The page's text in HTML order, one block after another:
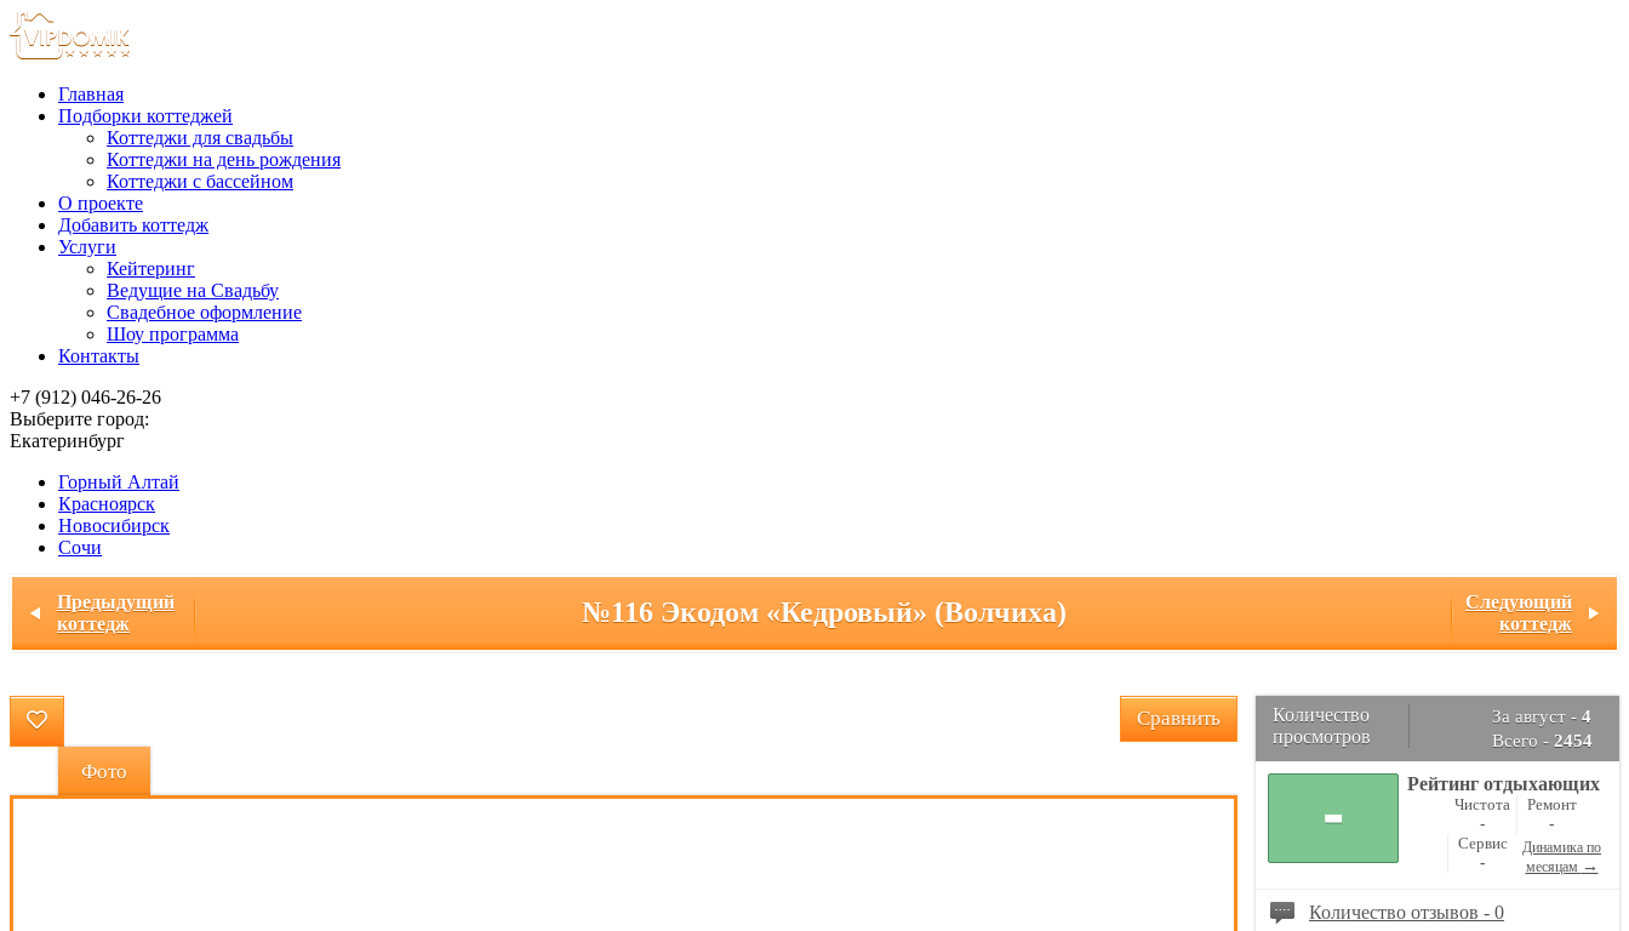
Главная
Подборки коттеджей
Коттеджи для свадьбы
Коттеджи на день рождения
Коттеджи с бассейном
О проекте
Добавить коттедж
Услуги
Кейтеринг
Ведущие на Свадьбу
Свадебное оформление
Шоу программа
Контакты
+7 (912) 046-26-26
Выберите город:
Екатеринбург
Горный Алтай
Красноярск
Новосибирск
Сочи
Предыдущий
коттедж
Следующий
коттедж
№116 Экодом «Кедровый» (Волчиха)
Количество
просмотров
За август - 4
Всего - 2454
- Рейтинг отдыхающих
Чистота
-
Ремонт
-
Сервис
-
Динамика по
месяцам →
Количество отзывов - 0
Сравнить
Фото